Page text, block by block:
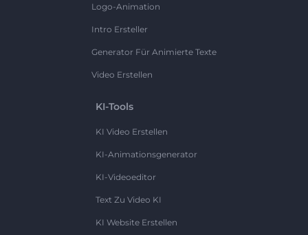
Logo-Animation
Intro Ersteller
Generator Für Animierte Texte
Video Erstellen
KI-Tools
KI Video Erstellen
KI-Animationsgenerator
KI-Videoeditor
Text Zu Video KI
KI Website Erstellen